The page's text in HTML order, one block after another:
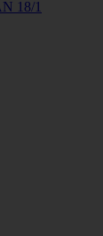
18/1